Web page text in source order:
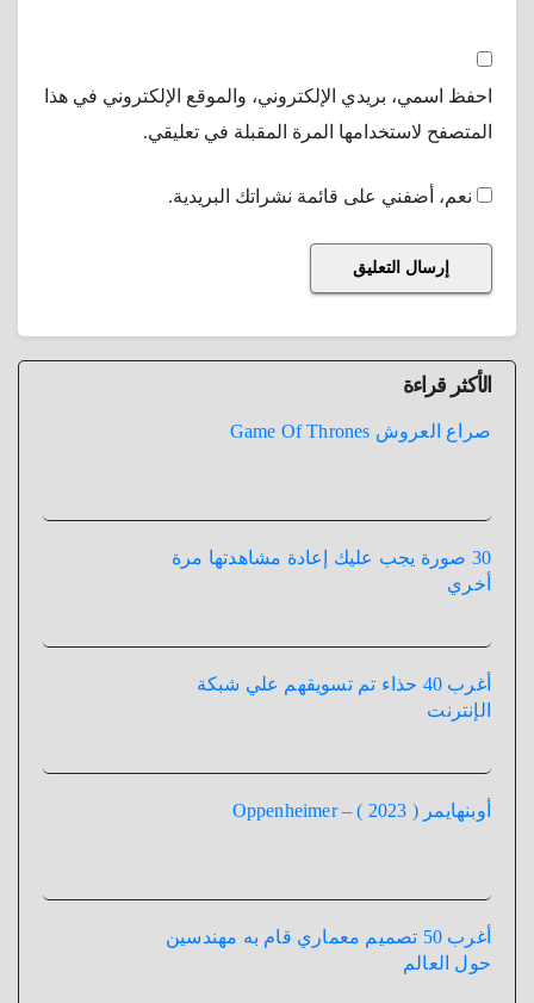
احفظ اسمي، بريدي الإلكتروني، والموقع الإلكتروني في هذا
المتصفح لاستخدامها المرة المقبلة في تعليقي.
نعم، أضفني على قائمة نشراتك البريدية.
الأكثر قراءة
صراع العروش Game Of Thrones
30 صورة يجب عليك إعادة مشاهدتها مرة
أخري
أغرب 40 حذاء تم تسويقهم علي شبكة
الإنترنت
أوبنهايمر ( 2023 ) – Oppenheimer
أغرب 50 تصميم معماري قام به مهندسين
حول العالم